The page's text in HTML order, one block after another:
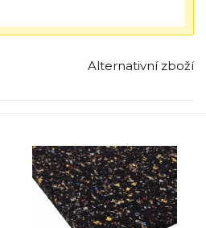
Alternativní zboží
-20%